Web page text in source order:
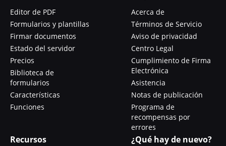
Editor de PDF
Formularios y plantillas
Firmar documentos
Estado del servidor
Precios
Biblioteca de
formularios
Características
Funciones
Acerca de
Términos de Servicio
Aviso de privacidad
Centro Legal
Cumplimiento de Firma
Electrónica
Asistencia
Notas de publicación
Programa de
recompensas por
errores
Recursos ¿Qué hay de nuevo?